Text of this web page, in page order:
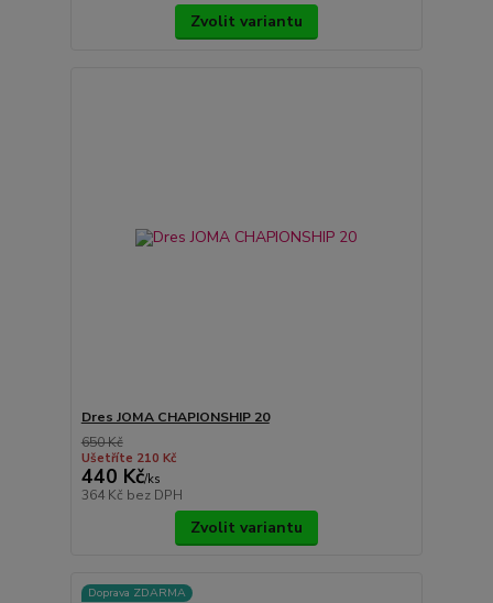
Zvolit variantu
Dres JOMA CHAPIONSHIP 20
650 Kč
Ušetříte 210 Kč
440 Kč/ks
364 Kč bez DPH
Zvolit variantu
Doprava ZDARMA